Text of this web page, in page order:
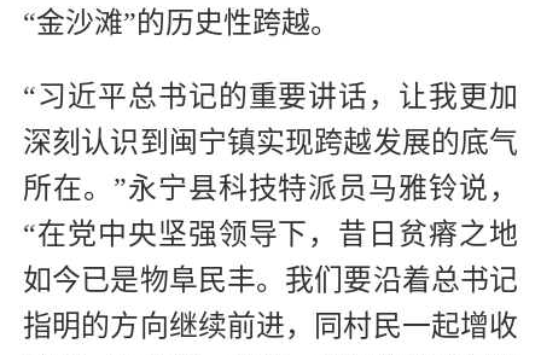
“金沙滩”的历史性跨越。
“习近平总书记的重要讲话，让我更加
深刻认识到闽宁镇实现跨越发展的底气
所在。”永宁县科技特派员马雅铃说，
“在党中央坚强领导下，昔日贫瘠之地
如今已是物阜民丰。我们要沿着总书记
指明的方向继续前进，同村民一起增收